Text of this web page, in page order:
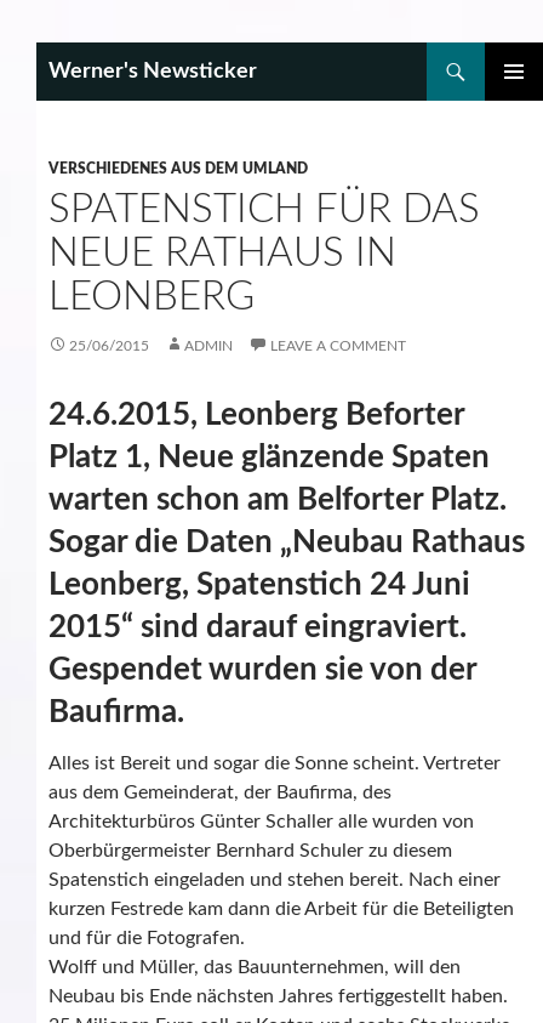
Werner's Newsticker
VERSCHIEDENES AUS DEM UMLAND
SPATENSTICH FÜR DAS
NEUE RATHAUS IN
LEONBERG
25/06/2015 ADMIN LEAVE A COMMENT
24.6.2015, Leonberg Beforter
Platz 1, Neue glänzende Spaten
warten schon am Belforter Platz.
Sogar die Daten „Neubau Rathaus
Leonberg, Spatenstich 24 Juni
2015“ sind darauf eingraviert.
Gespendet wurden sie von der
Baufirma.
Alles ist Bereit und sogar die Sonne scheint. Vertreter
aus dem Gemeinderat, der Baufirma, des
Architekturbüros Günter Schaller alle wurden von
Oberbürgermeister Bernhard Schuler zu diesem
Spatenstich eingeladen und stehen bereit. Nach einer
kurzen Festrede kam dann die Arbeit für die Beteiligten
und für die Fotografen.
Wolff und Müller, das Bauunternehmen, will den
Neubau bis Ende nächsten Jahres fertiggestellt haben.